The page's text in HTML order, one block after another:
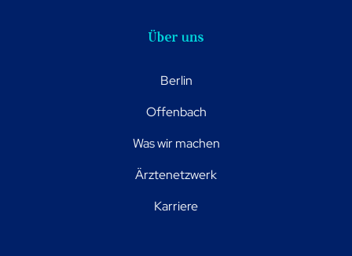
Über uns
Berlin
Offenbach
Was wir machen
Ärztenetzwerk
Karriere